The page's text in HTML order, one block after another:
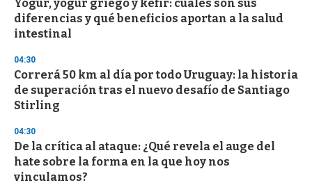
s
o
f
3
s
e
c
o
n
s
Yogur, yogur griego y kéfir: cuáles son sus
diferencias y qué beneficios aportan a la salud
intestinal
04:30
Correrá 50 km al día por todo Uruguay: la historia
de superación tras el nuevo desafío de Santiago
Stirling
04:30
De la crítica al ataque: ¿Qué revela el auge del
hate sobre la forma en la que hoy nos
vinculamos?